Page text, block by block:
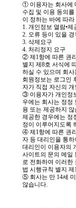
① 이용자는 회사에
수집 및 이용 동의
이 정하는 바에 따
1. 개인정보 열람•제
2. 오류 등이 있을
3. 삭제요구
4. 처리정지 요구
② 제1항에 따른 권
별지 제8호 서식에
하실 수 있으며 회
회원정보는 로그인
자가 직접 자신의
③ 이용자가 개인정
우에는 회사는 정정
용 또는 제공하지
제공한 경우에는 정
정이 이루어지도록
④ 제1항에 따른 권
자 등 대리인을 통
대리인이 이용자의
사이트의 문의 메일
로 전화하여 이러한
법 시행규칙 별지
⑤ 회사는 만 14세
않습니다.